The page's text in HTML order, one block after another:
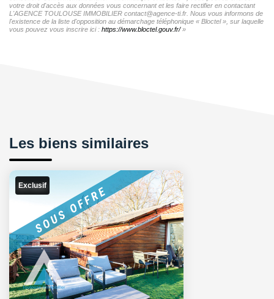
votre droit d'accès aux données vous concernant et les faire rectifier en contactant
L'AGENCE TOULOUSE IMMOBILIER contact@agence-ti.fr. Nous vous informons de
l'existence de la liste d'opposition au démarchage téléphonique « Bloctel », sur laquelle
vous pouvez vous inscrire ici : https://www.bloctel.gouv.fr/»
Les biens similaires
Exclusif